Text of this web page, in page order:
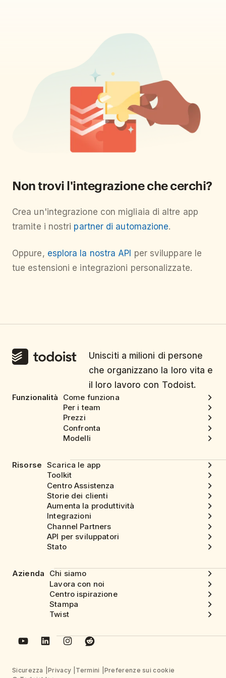
Non trovi l'integrazione che cerchi?
Crea un'integrazione con migliaia di altre app
tramite i nostri partner di automazione.
Oppure, esplora la nostra API per sviluppare le
tue estensioni e integrazioni personalizzate.
Unisciti a milioni di persone
che organizzano la loro vita e
il loro lavoro con Todoist.
Funzionalità
Come funziona
Per i team
Prezzi
Confronta
Modelli
Risorse Scarica le app
Toolkit
Centro Assistenza
Storie dei clienti
Aumenta la produttività
Integrazioni
Channel Partners
API per sviluppatori
Stato
Azienda
Chi siamo
Lavora con noi
Centro ispirazione
Stampa
Twist
Sicurezza Privacy Termini
Preferenze sui cookie